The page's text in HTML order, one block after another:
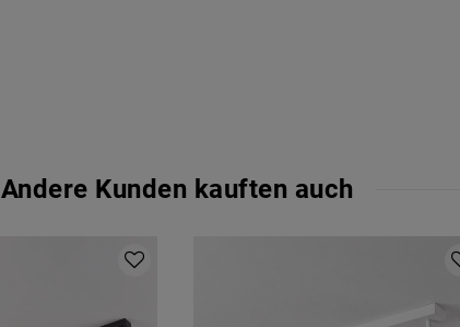
Andere Kunden kauften auch